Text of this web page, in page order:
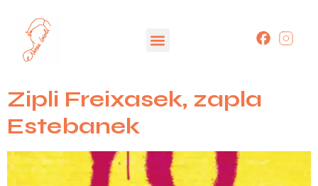
Zipli Freixasek, zapla
Estebanek